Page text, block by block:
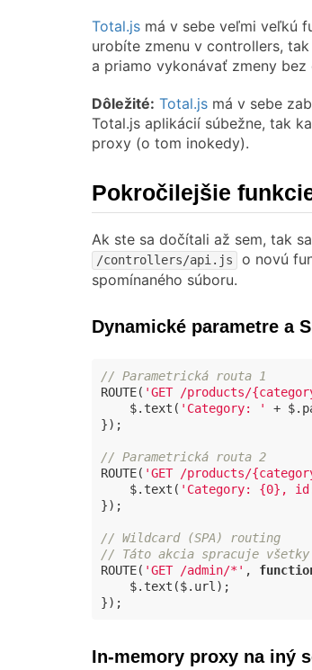
Total.js má v sebe veľmi veľkú
urobíte zmenu v controllers,
a priamo vykonávať zmeny
Dôležité: Total.js má v sebe
Total.js aplikácií súbežne, tak
proxy (o tom inokedy).
Pokročilejšie
Ak ste sa dočítali až sem, tak
/controllers/api.js
o novú
spomínaného súboru.
Dynamické parametre a
// Parametrická routa 1
ROUTE( 'GET /products/
    $.text(
'Category: '
+
});
// Parametrická routa 2
ROUTE( 'GET /products/
    $.text(
'Category: {0},
});
// Wildcard (SPA) routing
// Táto akcia spracuje všetky
ROUTE( 'GET /admin/*' ,
    $.text($.url);
});
In-memory proxy na iný